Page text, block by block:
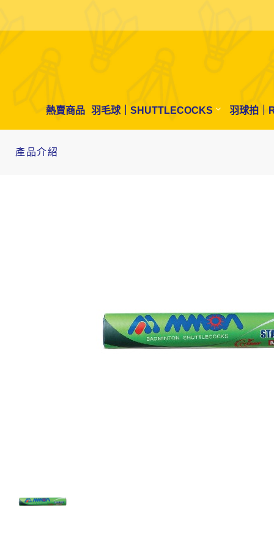
熱賣商品 羽毛球｜SHUTTLECOCKS 羽球拍｜
產品介紹